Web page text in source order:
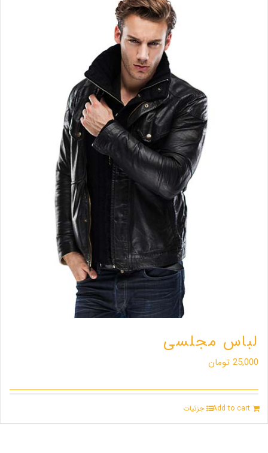
لباس مجلسی
25,000 تومان
Add to cart جزئیات